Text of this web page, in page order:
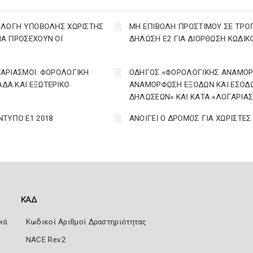
ΥΠΟΒΟΛΗΣ ΧΩΡΙΣΤΗΣ
ΠΡΟΣΕΧΟΥΝ ΟΙ
ΜΗ ΕΠΙΒΟΛΗ ΠΡΟΣΤΙΜΟΥ ΣΕ
ΔΗΛΩΣΗ Ε2 ΓΙΑ ΔΙΟΡΘΩΣΗ
ΦΟΡΟΛΟΓΙΚΗ
ΚΑΙ ΕΞΩΤΕΡΙΚΟ
ΟΔΗΓΟΣ «ΦΟΡΟΛΟΓΙΚΗΣ
ΑΝΑΜΟΡΦΩΣΗ ΕΞΟΔΩΝ ΚΑΙ
ΔΗΛΩΣΕΩΝ» ΚΑΙ ΚΑΤΑ
Ε1 2018 ΑΝΟΙΓΕΙ Ο ΔΡΟΜΟΣ ΓΙΑ
ΚΑΔ
Κωδικοί Αριθμοί Δραστηριότητας
NACE Rev.2